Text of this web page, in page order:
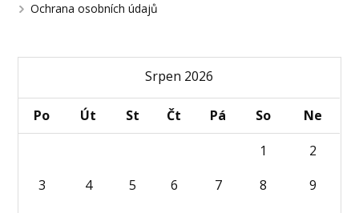
Ochrana osobních údajů
Srpen 2026
Po Út St Čt Pá So
Ne
1
2
3
4 5 6 7 8
9